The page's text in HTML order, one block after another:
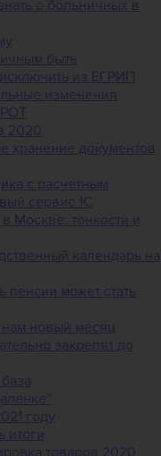
о больничных в
быть
из ЕГРИП
изменения
2020
хранение документов
с расчетным
сервис 1С
Москве: тонкости и
календарь на
пенсии может стать
нам новый месяц
закрепят до
году
итоги
товаров 2020